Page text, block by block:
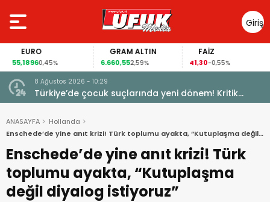
Giriş
Yap
EURO
55,18960,45%
GRAM ALTIN
6.660,552,59%
FAİZ
41,30-0,55%
8 Ağustos 2026 - 10:29
Türkiye’de çocuk suçlarında yeni dönem! Kritik
maddeler kabul edildi
ANASAYFA
Hollanda
Enschede’de yine anıt krizi! Türk toplumu ayakta, “Kutuplaşma değil
diyalog istiyoruz”
Enschede’de yine anıt krizi! Türk
toplumu ayakta, “Kutuplaşma
değil diyalog istiyoruz”